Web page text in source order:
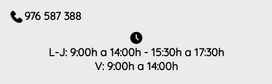
976 587 388
L-J: 9:00h a 14:00h - 15:30h a 17:30h
V: 9:00h a 14:00h